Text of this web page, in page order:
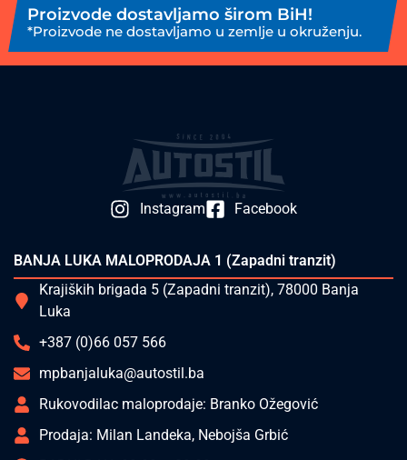
Proizvode dostavljamo širom BiH!
*Proizvode ne dostavljamo u zemlje u okruženju.
Instagram Facebook
BANJA LUKA MALOPRODAJA 1 (Zapadni tranzit)
Krajiških brigada 5 (Zapadni tranzit), 78000 Banja
Luka
+387 (0)66 057 566
mpbanjaluka@autostil.ba
Rukovodilac maloprodaje: Branko Ožegović
Prodaja: Milan Landeka, Nebojša Grbić